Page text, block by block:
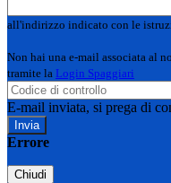
all'indirizzo indicato con le
Non hai una e-mail associata al
tramite la Login Spaggiari
E-mail inviata, si prega di
Errore
Chiudi